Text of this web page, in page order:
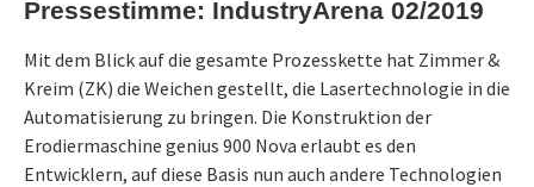
Pressestimme: IndustryArena 02/2019
Mit dem Blick auf die gesamte Prozesskette hat Zimmer &
Kreim (ZK) die Weichen gestellt, die Lasertechnologie in die
Automatisierung zu bringen. Die Konstruktion der
Erodiermaschine genius 900 Nova erlaubt es den
Entwicklern, auf diese Basis nun auch andere Technologien